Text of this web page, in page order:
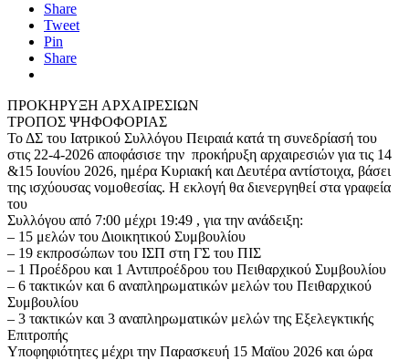
Share
Tweet
Pin
Share
ΠΡΟΚΗΡΥΞΗ ΑΡΧΑΙΡΕΣΙΩΝ
ΤΡΟΠΟΣ ΨΗΦΟΦΟΡΙΑΣ
Το ΔΣ του Ιατρικού Συλλόγου Πειραιά κατά τη συνεδρίασή του
στις 22-4-2026 αποφάσισε την προκήρυξη αρχαιρεσιών για τις 14
&15 Ιουνίου 2026, ημέρα Κυριακή και Δευτέρα αντίστοιχα, βάσει
της ισχύουσας νομοθεσίας. Η εκλογή θα διενεργηθεί στα γραφεία
του
Συλλόγου από 7:00 μέχρι 19:49 , για την ανάδειξη:
– 15 μελών του Διοικητικού Συμβουλίου
– 19 εκπροσώπων του ΙΣΠ στη ΓΣ του ΠΙΣ
– 1 Προέδρου και 1 Αντιπροέδρου του Πειθαρχικού Συμβουλίου
– 6 τακτικών και 6 αναπληρωματικών μελών του Πειθαρχικού
Συμβουλίου
– 3 τακτικών και 3 αναπληρωματικών μελών της Εξελεγκτικής
Επιτροπής
Υποφηφιότητες μέχρι την Παρασκευή 15 Μαϊου 2026 και ώρα